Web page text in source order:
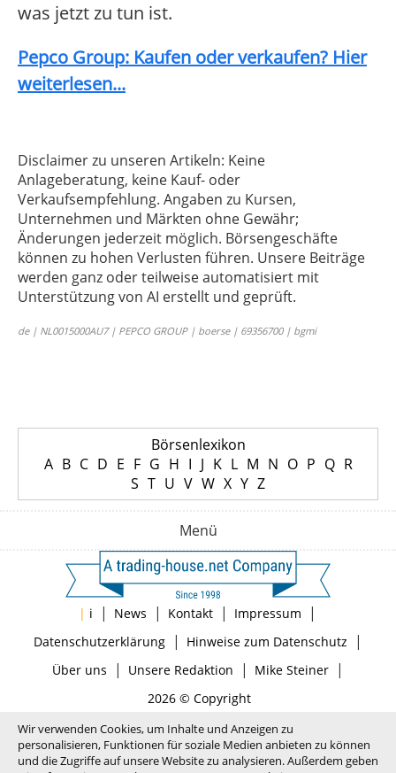
was jetzt zu tun ist.
Pepco Group: Kaufen oder verkaufen? Hier
weiterlesen...
Disclaimer zu unseren Artikeln: Keine
Anlageberatung, keine Kauf- oder
Verkaufsempfehlung. Angaben zu Kursen,
Unternehmen und Märkten ohne Gewähr;
Änderungen jederzeit möglich. Börsengeschäfte
können zu hohen Verlusten führen. Unsere Beiträge
werden ganz oder teilweise automatisiert mit
Unterstützung von AI erstellt und geprüft.
de | NL0015000AU7 | PEPCO GROUP | boerse | 69356700 | bgmi
Börsenlexikon
A B C D E F G H I J K L M N O P Q R
S T U V W X Y Z
Menü
| i | News | Kontakt | Impressum |
Datenschutzerklärung| Hinweise zum Datenschutz |
Über uns | Unsere Redaktion | Mike Steiner|
2026 © Copyright
Wir verwenden Cookies, um Inhalte und Anzeigen zu
personalisieren, Funktionen für soziale Medien anbieten zu können
und die Zugriffe auf unsere Website zu analysieren. Außerdem geben